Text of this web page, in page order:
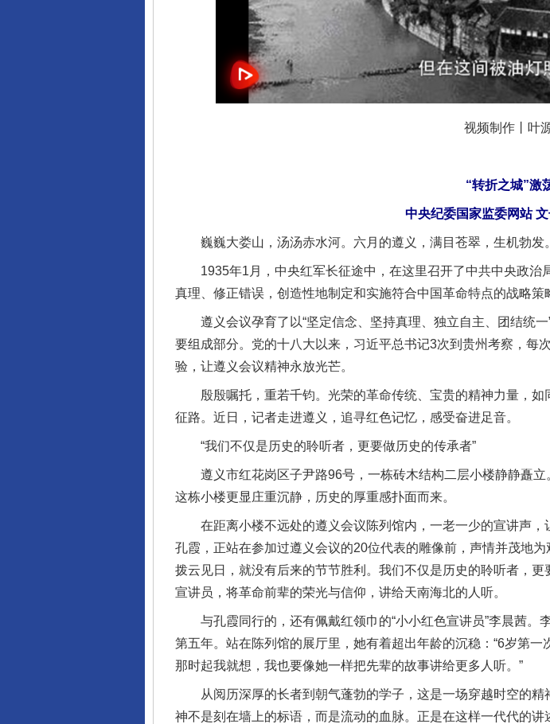
视频制作丨叶
“转折之城”激
中央纪委国家监委网站
巍巍大娄山，汤汤赤水河。六月的遵义，满目苍翠，生机勃发。
1935年1月，中央红军长征途中，在这里召开了中共中央政治
真理、修正错误，创造性地制定和实施符合中国革命特点的战略策
遵义会议孕育了以“坚定信念、坚持真理、独立自主、团结统一
要组成部分。党的十八大以来，习近平总书记3次到贵州考察，每
验，让遵义会议精神永放光芒。
殷殷嘱托，重若千钧。光荣的革命传统、宝贵的精神力量，如
征路。近日，记者走进遵义，追寻红色记忆，感受奋进足音。
“我们不仅是历史的聆听者，更要做历史的传承者”
遵义市红花岗区子尹路96号，一栋砖木结构二层小楼静静矗立
这栋小楼更显庄重沉静，历史的厚重感扑面而来。
在距离小楼不远处的遵义会议陈列馆内，一老一少的宣讲声，
孔霞，正站在参加过遵义会议的20位代表的雕像前，声情并茂地
拨云见日，就没有后来的节节胜利。我们不仅是历史的聆听者，
宣讲员，将革命前辈的荣光与信仰，讲给天南海北的人听。
与孔霞同行的，还有佩戴红领巾的“小小红色宣讲员”李晨茜。
第五年。站在陈列馆的展厅里，她有着超出年龄的沉稳：“6岁第
那时起我就想，我也要像她一样把先辈的故事讲给更多人听。”
从阅历深厚的长者到朝气蓬勃的学子，这是一场穿越时空的精
神不是刻在墙上的标语，而是流动的血脉。正是在这样一代代的